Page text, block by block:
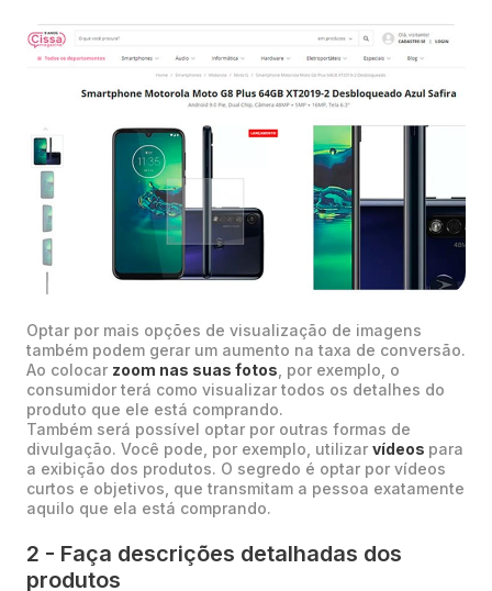
Optar por mais opções de visualização de imagens
também podem gerar um aumento na taxa de conversão.
Ao colocar zoom nas suas fotos , por exemplo, o
consumidor terá como visualizar todos os detalhes do
produto que ele está comprando.
Também será possível optar por outras formas de
divulgação. Você pode, por exemplo, utilizar vídeos para
a exibição dos produtos. O segredo é optar por vídeos
curtos e objetivos, que transmitam a pessoa exatamente
aquilo que ela está comprando.
2 - Faça descrições detalhadas dos
produtos